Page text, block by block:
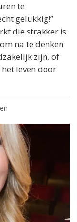
te
gelukkig!”
die strakker is
na te denken
zijn, of
leven door